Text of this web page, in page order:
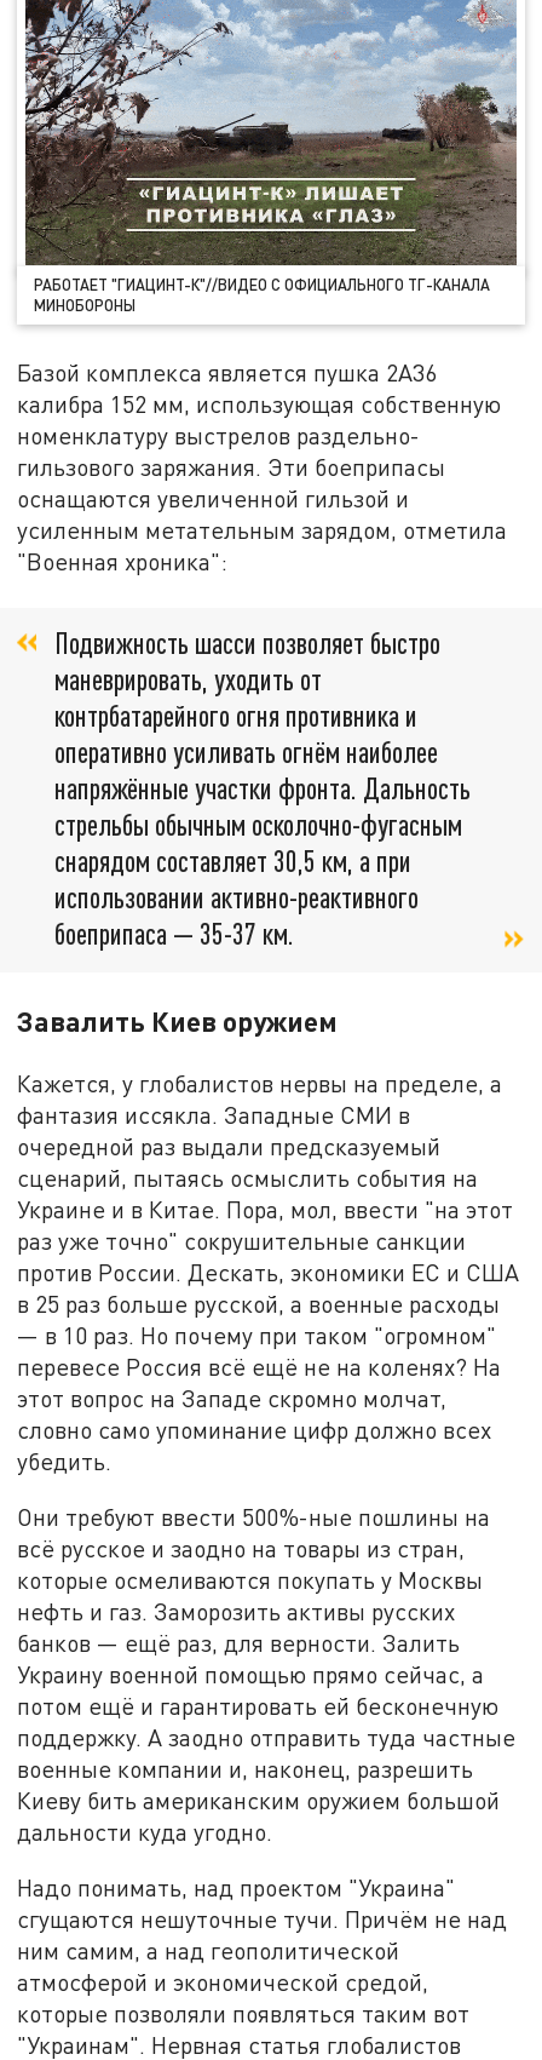
РАБОТАЕТ "ГИАЦИНТ-К"//ВИДЕО С ОФИЦИАЛЬНОГО ТГ-КАНАЛА
МИНОБОРОНЫ
Базой комплекса является пушка 2А36
калибра 152 мм, использующая собственную
номенклатуру выстрелов раздельно-
гильзового заряжания. Эти боеприпасы
оснащаются увеличенной гильзой и
усиленным метательным зарядом, отметила
"Военная хроника":
Подвижность шасси позволяет быстро
маневрировать, уходить от
контрбатарейного огня противника и
оперативно усиливать огнём наиболее
напряжённые участки фронта. Дальность
стрельбы обычным осколочно-фугасным
снарядом составляет 30,5 км, а при
использовании активно-реактивного
боеприпаса — 35-37 км.
Завалить Киев оружием
Кажется, у глобалистов нервы на пределе, а
фантазия иссякла. Западные СМИ в
очередной раз выдали предсказуемый
сценарий, пытаясь осмыслить события на
Украине и в Китае. Пора, мол, ввести "на этот
раз уже точно" сокрушительные санкции
против России. Дескать, экономики ЕС и США
в 25 раз больше русской, а военные расходы
— в 10 раз. Но почему при таком "огромном"
перевесе Россия всё ещё не на коленях? На
этот вопрос на Западе скромно молчат,
словно само упоминание цифр должно всех
убедить.
Они требуют ввести 500%-ные пошлины на
всё русское и заодно на товары из стран,
которые осмеливаются покупать у Москвы
нефть и газ. Заморозить активы русских
банков — ещё раз, для верности. Залить
Украину военной помощью прямо сейчас, а
потом ещё и гарантировать ей бесконечную
поддержку. А заодно отправить туда частные
военные компании и, наконец, разрешить
Киеву бить американским оружием большой
дальности куда угодно.
Надо понимать, над проектом "Украина"
сгущаются нешуточные тучи. Причём не над
ним самим, а над геополитической
атмосферой и экономической средой,
которые позволяли появляться таким вот
"Украинам". Нервная статья глобалистов